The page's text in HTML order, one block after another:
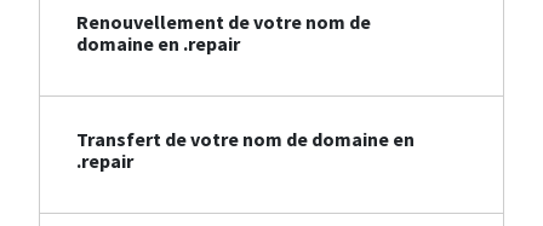
Renouvellement de votre nom de
domaine en .repair
Transfert de votre nom de domaine en
.repair